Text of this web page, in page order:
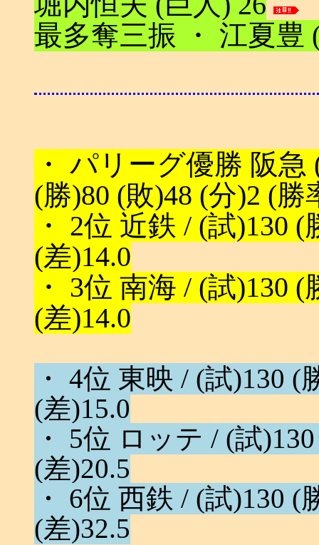
最多奪三振 ・ 江夏豊
・ パリーグ優勝 阪
(勝)80 (敗)48 (分)2 (勝
・ 2位 近鉄 / (試)130
(差)14.0
・ 3位 南海 / (試)130
(差)14.0
・ 4位 東映 / (試)130 (
(差)15.0
・ 5位 ロッテ / (試
(差)20.5
・ 6位 西鉄 / (試)130 (
(差)32.5